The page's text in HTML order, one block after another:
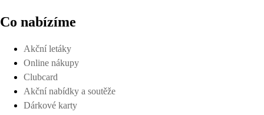
Co nabízíme
Akční letáky
Online nákupy
Clubcard
Akční nabídky a soutěže
Dárkové karty